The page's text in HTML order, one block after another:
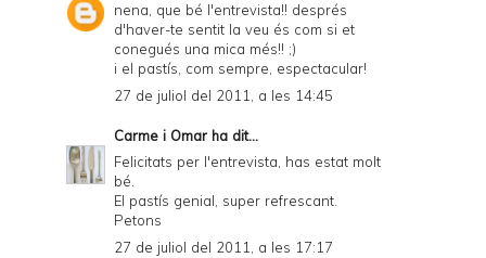
nena, que bé l'entrevista!! després
d'haver-te sentit la veu és com si et
conegués una mica més!! ;)
i el pastís, com sempre, espectacular!
27 de juliol del 2011, a les 14:45
Carme i Omar ha dit...
Felicitats per l'entrevista, has estat molt
bé.
El pastís genial, super refrescant.
Petons
27 de juliol del 2011, a les 17:17